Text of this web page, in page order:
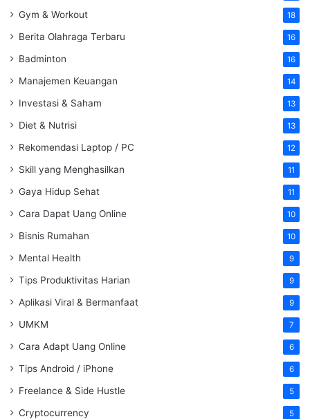
Gym & Workout 18
Berita Olahraga Terbaru 16
Badminton 16
Manajemen Keuangan 14
Investasi & Saham 13
Diet & Nutrisi 13
Rekomendasi Laptop / PC 12
Skill yang Menghasilkan 11
Gaya Hidup Sehat 11
Cara Dapat Uang Online 10
Bisnis Rumahan 10
Mental Health 9
Tips Produktivitas Harian 9
Aplikasi Viral & Bermanfaat 9
UMKM 7
Cara Adapt Uang Online 6
Tips Android / iPhone 6
Freelance & Side Hustle 5
Cryptocurrency 5